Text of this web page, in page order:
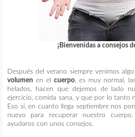
CONTACTO
¡Bienvenidas a consejos
Después del verano siempre venimos
volumen en el cuerpo, es muy normal,
helados, hacen que dejemos de lado
ejercicio, comida sana, y que por lo tanto
Eso sí, en cuanto llega septiembre nos
nuevo para recuperar nuestro
ayudaros con unos consejos.